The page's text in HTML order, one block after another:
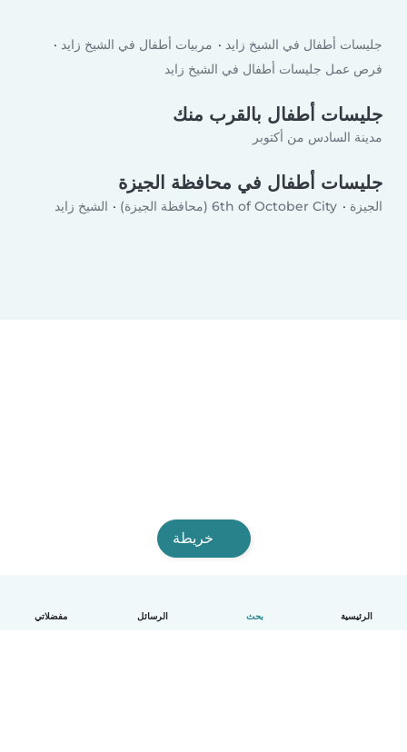
الرئيسية بحث الرسائل مفضلاتي
جليسات أطفال في الشيخ زايد
مربيات أطفال في الشيخ زايد
فرص عمل جليسات أطفال في الشيخ زايد
جليسات أطفال بالقرب منك
مدينة السادس من أكتوبر
جليسات أطفال في محافظة الجيزة
الجيزة 6th of October City (محافظة الجيزة) الشيخ زايد
خريطة